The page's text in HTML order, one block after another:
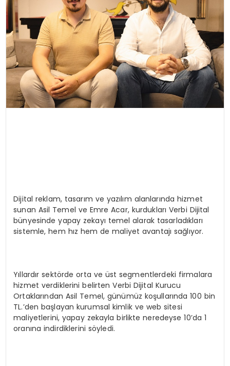
Dijital reklam, tasarım ve yazılım alanlarında hizmet
sunan Asil Temel ve Emre Acar, kurdukları Verbi Dijital
bünyesinde yapay zekayı temel alarak tasarladıkları
sistemle, hem hız hem de maliyet avantajı sağlıyor.
Yıllardır sektörde orta ve üst segmentlerdeki firmalara
hizmet verdiklerini belirten Verbi Dijital Kurucu
Ortaklarından Asil Temel, günümüz koşullarında 100 bin
TL.’den başlayan kurumsal kimlik ve web sitesi
maliyetlerini, yapay zekayla birlikte neredeyse 10’da 1
oranına indirdiklerini söyledi.